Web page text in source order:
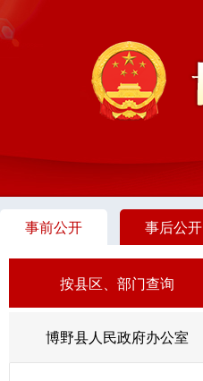
事前公开 事后公开
按县区、部门查询
博野县人民政府办公室